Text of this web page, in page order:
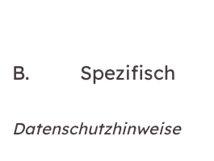
B. Spezifisch
Datenschutzhinweise